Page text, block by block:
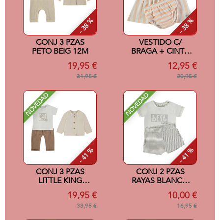
- 38 %
CONJ 3 PZAS
PETO BEIG 12M
19,95 €
31,95 €
- 38 %
VESTIDO C/
BRAGA + CINTA
SALMON 12M
12,95 €
20,95 €
NOVEDAD
- 41 %
CONJ 3 PZAS
LITTLE KING
CRUDO 12M19,95 €
33,95 €
NOVEDAD
- 41 %
CONJ 2 PZAS
RAYAS BLANCO
10,00 €
16,95 €